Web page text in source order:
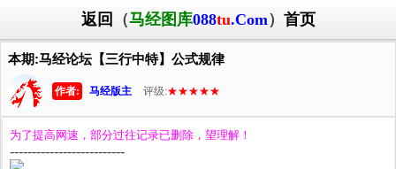
返回 （马经图库088tu.Com） 首页
本期:马经论坛【三行中特】公式规律
作者: 马经版主 评级:★★★★★
为了提高网速，部分过往记录已删除，望理解！
--------------------------